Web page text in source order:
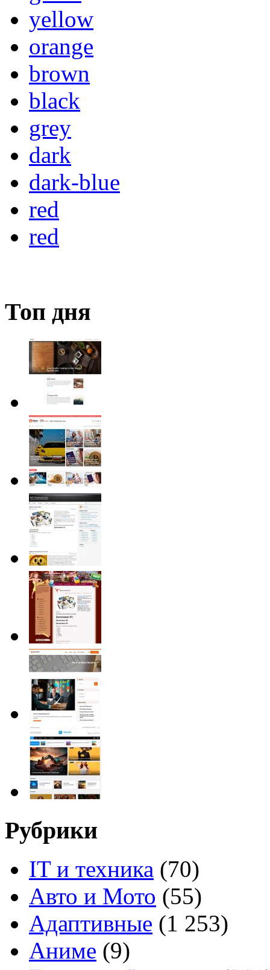
yellow
orange
brown
black
grey
dark
dark-blue
red
red
Топ дня
Рубрики
IT и техника (70)
Авто и Мото (55)
Адаптивные (1 253)
Аниме (9)